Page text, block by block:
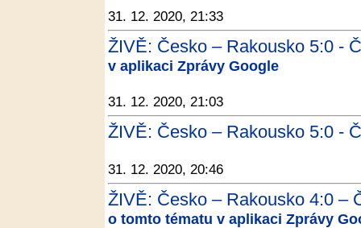
31. 12. 2020, 21:33
ŽIVĚ: Česko – Rakousko 5:0 -
v aplikaci Zprávy Google
31. 12. 2020, 21:03
ŽIVĚ: Česko – Rakousko 5:0 -
31. 12. 2020, 20:46
ŽIVĚ: Česko – Rakousko 4:0 –
o tomto tématu v aplikaci Zprávy